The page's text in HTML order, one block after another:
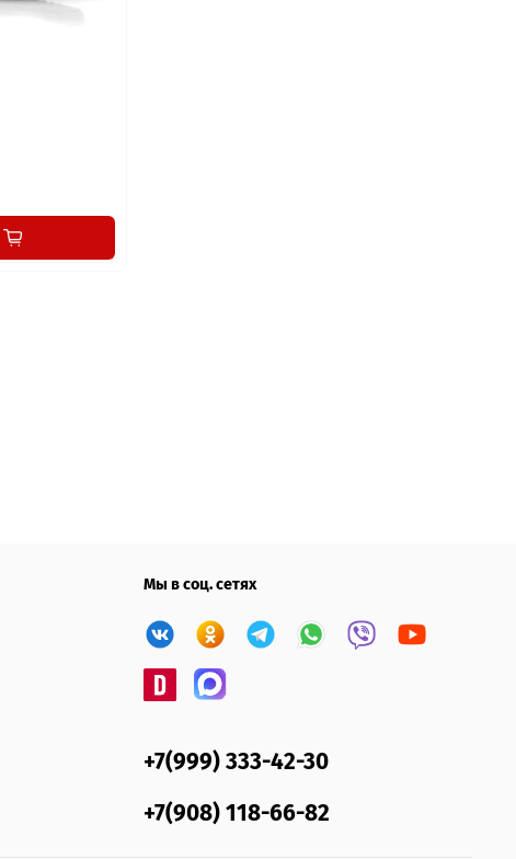
Мы в соц. сетях
+7(999) 333-42-30
+7(908) 118-66-82